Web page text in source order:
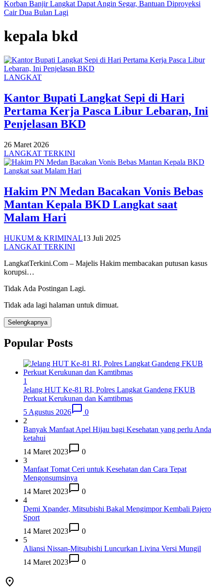
Korban Banjir Langkat Dapat Angin Segar, Bantuan Diproyeksi
Cair Dua Bulan Lagi
kepala bkd
LANGKAT
Kantor Bupati Langkat Sepi di Hari
Pertama Kerja Pasca Libur Lebaran, Ini
Penjelasan BKD
26 Maret 2026
LANGKAT TERKINI
Hakim PN Medan Bacakan Vonis Bebas
Mantan Kepala BKD Langkat saat
Malam Hari
HUKUM & KRIMINAL13 Juli 2025
LANGKAT TERKINI
LangkatTerkini.Com – Majelis Hakim membacakan putusan kasus
korupsi…
Tidak Ada Postingan Lagi.
Tidak ada lagi halaman untuk dimuat.
Selengkapnya
Popular Posts
1
Jelang HUT Ke-81 RI, Polres Langkat Gandeng FKUB
Perkuat Kerukunan dan Kamtibmas
5 Agustus 2026
0
2
Banyak Manfaat Apel Hijau bagi Kesehatan yang perlu Anda
ketahui
14 Maret 2023
0
3
Manfaat Tomat Ceri untuk Kesehatan dan Cara Tepat
Mengonsumsinya
14 Maret 2023
0
4
Demi Xpander, Mitsubishi Bakal Mengimpor Kembali Pajero
Sport
14 Maret 2023
0
5
Aliansi Nissan-Mitsubishi Luncurkan Livina Versi Mungil
14 Maret 2023
0